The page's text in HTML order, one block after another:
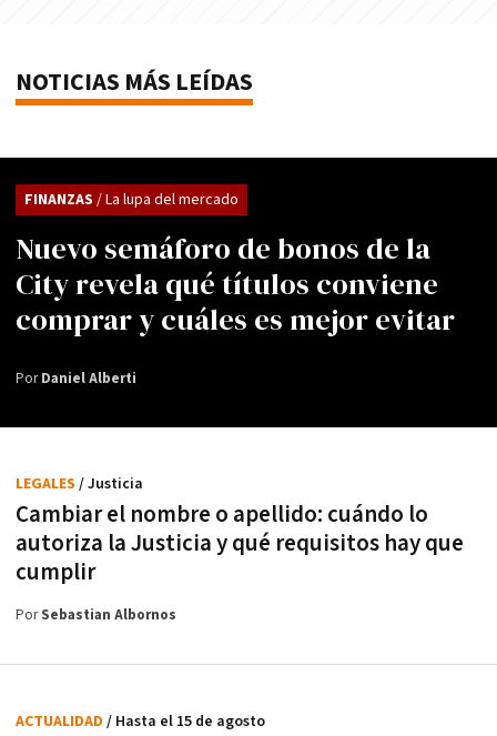
NOTICIAS MÁS LEÍDAS
Nuevo semáforo de bonos de la
City revela qué títulos conviene
comprar y cuáles es mejor evitar
FINANZAS / La lupa del mercado
PorDaniel Alberti
Cambiar el nombre o apellido: cuándo lo
autoriza la Justicia y qué requisitos hay que
cumplir
LEGALES / Justicia
PorSebastian Albornos
ACTUALIDAD / Hasta el 15 de agosto